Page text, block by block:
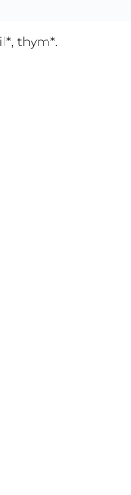
thym*.